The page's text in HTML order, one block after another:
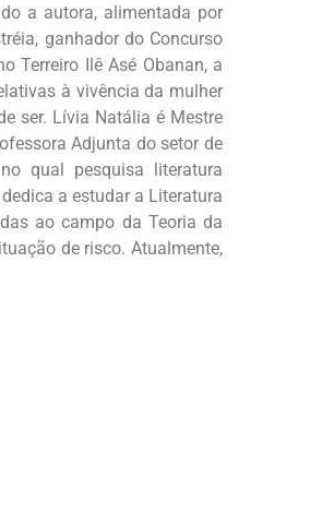
a autora, alimentada por
ganhador do Concurso
Terreiro Ilê Asé Obanan, a
à vivência da mulher
ser. Lívia Natália é Mestre
Adjunta do setor de
qual pesquisa literatura
a estudar a Literatura
ao campo da Teoria da
de risco. Atualmente,